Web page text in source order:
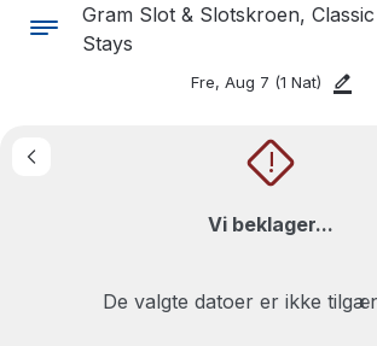
Gram Slot & Slotskroen, Classic
Stays
Fre, Aug 7 (1 Nat)
!
Vi beklager...
De valgte datoer er ikke